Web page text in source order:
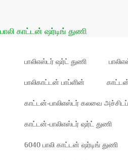
பாலி காட்டன் ஷர்டிங் துணி
பாலிஎஸ்டர் ஷர்ட் துணி
பாலிகாட்டன் பாப்ளின்
காட்டன்-பாலிஎஸ்டர் கலவை
காட்டன்-பாலிஎஸ்டர் ஷர்ட் துணி
6040 பாலி காட்டன் ஷர்டிங் துணி